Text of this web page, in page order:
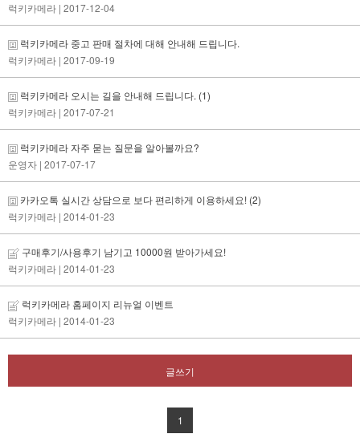
럭키카메라 | 2017-12-04
럭키카메라 중고 판매 절차에 대해 안내해 드립니다.
럭키카메라 | 2017-09-19
럭키카메라 오시는 길을 안내해 드립니다. (1)
럭키카메라 | 2017-07-21
럭키카메라 자주 묻는 질문을 알아볼까요?
운영자 | 2017-07-17
카카오톡 실시간 상담으로 보다 편리하게 이용하세요! (2)
럭키카메라 | 2014-01-23
구매후기/사용후기 남기고 10000원 받아가세요!
럭키카메라 | 2014-01-23
럭키카메라 홈페이지 리뉴얼 이벤트
럭키카메라 | 2014-01-23
글쓰기
1